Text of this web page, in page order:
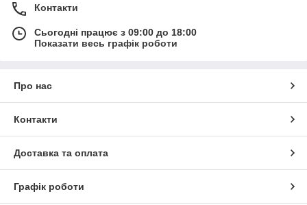
Контакти
Сьогодні працює з 09:00 до 18:00
Показати весь графік роботи
Про нас
Контакти
Доставка та оплата
Графік роботи